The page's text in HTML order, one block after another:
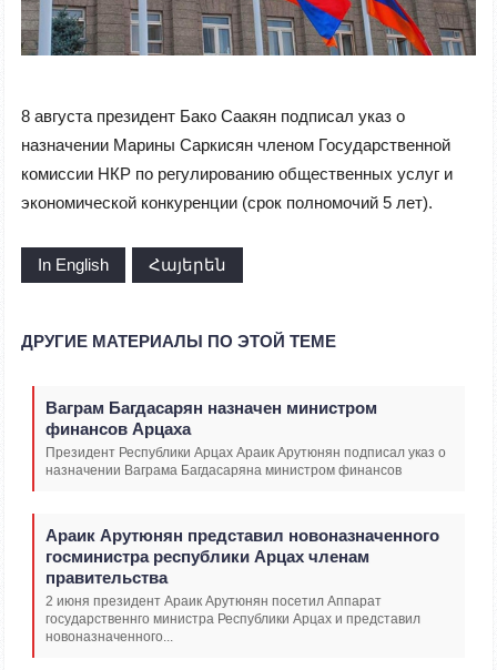
8 августа президент Бако Саакян подписал указ о
назначении Марины Саркисян членом Государственной
комисcии НКР по регулированию общественных услуг и
экономической конкуренции (срок полномочий 5 лет).
In English Հայերեն
ДРУГИЕ МАТЕРИАЛЫ ПО ЭТОЙ ТЕМЕ
Ваграм Багдасарян назначен министром
финансов Арцаха
Президент Республики Арцах Араик Арутюнян подписал указ о
назначении Ваграма Багдасаряна министром финансов
Араик Арутюнян представил новоназначенного
госминистра республики Арцах членам
правительства
2 июня президент Араик Арутюнян посетил Аппарат
государственнго министра Республики Арцах и представил
новоназначенного...